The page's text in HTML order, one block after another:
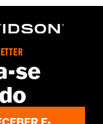
hardware
towww.h-
se